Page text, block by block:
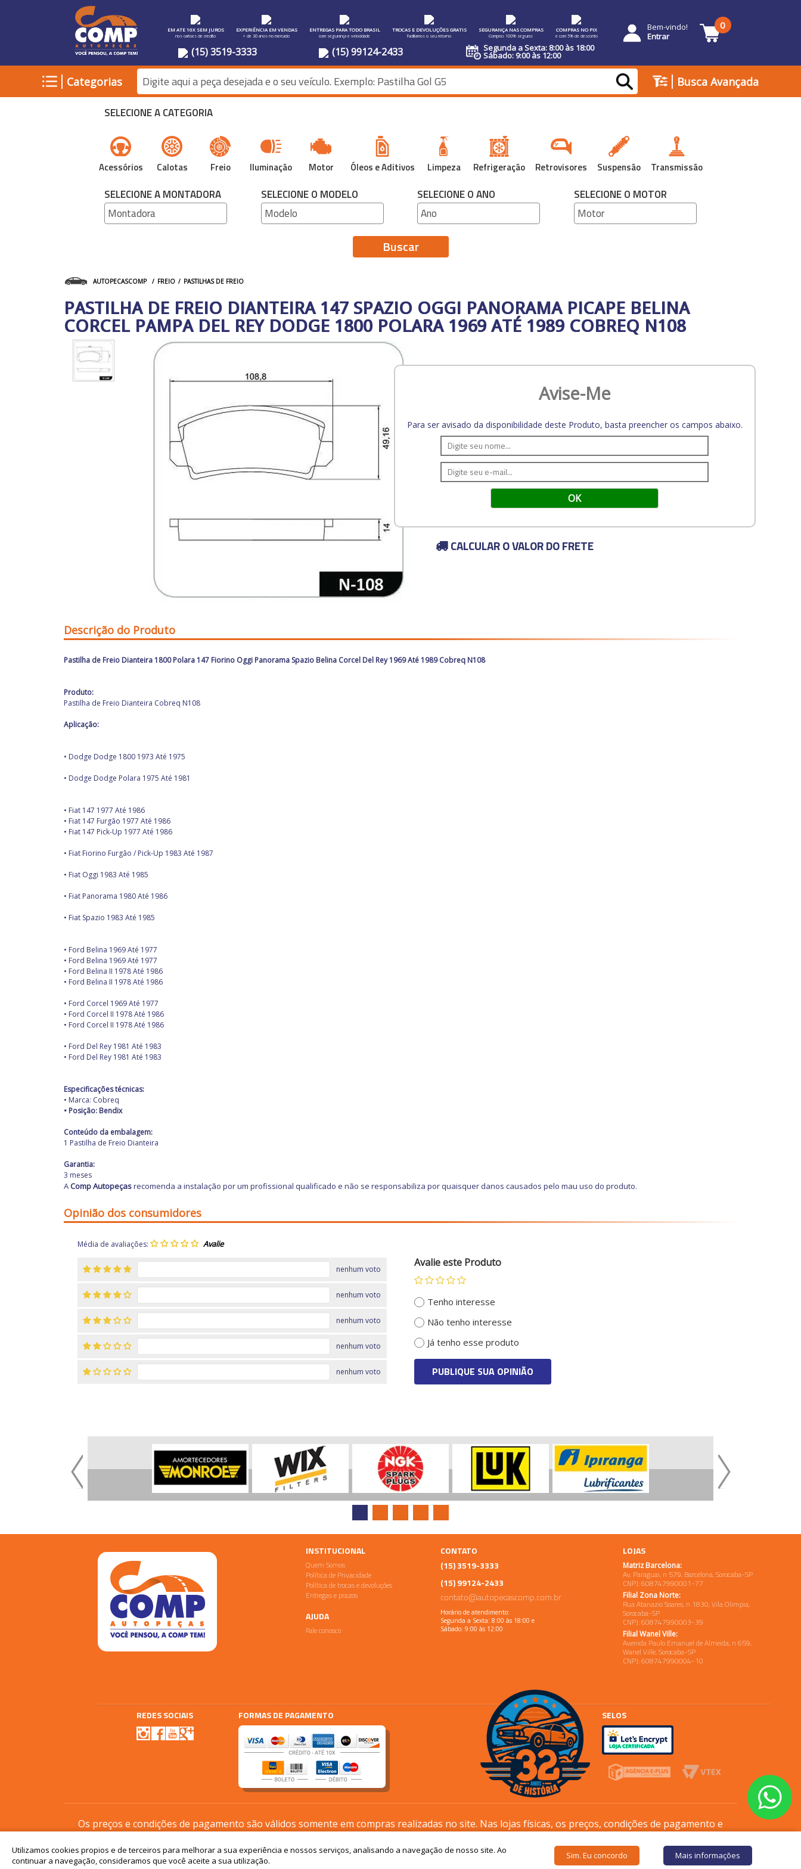
EM ATE 10X SEM JUROS
nos cartoes de credito
EXPERIÊNCIA EM VENDAS
+ de 30 anos no mercado
ENTREGAS PARA TODO BRASIL
com segurança e velocidade
TROCAS E DEVOLUÇÕES GRATIS
Facilitamos o seu retorno
SEGURANÇA NAS COMPRAS
Compras 100% seguras
COMPRAS NO PIX
e com 5% de desconto
(15) 3519-3333 (15) 99124-2433 Segunda a Sexta: 8:00 às 18:00
Sábado: 9:00 às 12:00
Bem-vindo!
Entrar
0
| Categorias | Busca Avançada
SELECIONE A CATEGORIA
Acessórios Calotas Freio Iluminação Motor Óleos e Aditivos Limpeza Refrigeração Retrovisores Suspensão Transmissão
SELECIONE A MONTADORA SELECIONE O MODELO SELECIONE O ANO SELECIONE O MOTOR
Buscar
AUTOPECASCOMP FREIO PASTILHAS DE FREIO
PASTILHA DE FREIO DIANTEIRA 147 SPAZIO OGGI PANORAMA PICAPE BELINA
CORCEL PAMPA DEL REY DODGE 1800 POLARA 1969 ATÉ 1989 COBREQ N108
Avise-Me
Para ser avisado da disponibilidade deste Produto, basta preencher os campos abaixo.
CALCULAR O VALOR DO FRETE
Descrição do Produto
Pastilha de Freio Dianteira 1800 Polara 147 Fiorino Oggi Panorama Spazio Belina Corcel Del Rey 1969 Até 1989 Cobreq N108
Produto:
Pastilha de Freio Dianteira Cobreq N108
Aplicação:
• Dodge Dodge 1800 1973 Até 1975
• Dodge Dodge Polara 1975 Até 1981
• Fiat 147 1977 Até 1986
• Fiat 147 Furgão 1977 Até 1986
• Fiat 147 Pick-Up 1977 Até 1986
• Fiat Fiorino Furgão / Pick-Up 1983 Até 1987
• Fiat Oggi 1983 Até 1985
• Fiat Panorama 1980 Até 1986
• Fiat Spazio 1983 Até 1985
• Ford Belina 1969 Até 1977
• Ford Belina 1969 Até 1977
• Ford Belina II 1978 Até 1986
• Ford Belina II 1978 Até 1986
• Ford Corcel 1969 Até 1977
• Ford Corcel II 1978 Até 1986
• Ford Corcel II 1978 Até 1986
• Ford Del Rey 1981 Até 1983
• Ford Del Rey 1981 Até 1983
Especificações técnicas:
• Marca: Cobreq
• Posição: Bendix
Conteúdo da embalagem:
1 Pastilha de Freio Dianteira
Garantia:
3 meses
AComp Autopeçasrecomenda a instalação por um profissional qualificado e não se responsabiliza por quaisquer danos causados pelo mau uso do produto.
Opinião dos consumidores
Média de avaliações:
nenhum voto
nenhum voto
nenhum voto
nenhum voto
nenhum voto
Avalie este Produto
Tenho interesse
Não tenho interesse
Já tenho esse produto
PUBLIQUE SUA OPINIÃO
INSTITUCIONAL
Quem Somos
Política de Privacidade
Política de trocas e devoluções
Entregas e prazos
AJUDA
Fale conosco
CONTATO
(15) 3519-3333
(15) 99124-2433
contato@autopecascomp.com.br
Horário de atendimento:
Segunda a Sexta: 8:00 às 18:00 e
Sábado: 9:00 às 12:00
LOJAS
Matriz Barcelona:
Av. Paraguai, n 579, Barcelona, Sorocaba-SP
CNPJ: 608747990001-77
Filial Zona Norte:
Rua Atanazio Soares, n 1830, Vila Olimpia,
Sorocaba-SP
CNPJ: 608747990003-39
Filial Wanel Ville:
Avenida Paulo Emanuel de Almeida, n 659,
Wanel Ville, Sorocaba-SP
CNPJ: 608747990004-10
REDES SOCIAIS FORMAS DE PAGAMENTO SELOS
Os preços e condições de pagamento são válidos somente em compras realizadas no site. Nas lojas físicas, os preços, condições de pagamento e
Os preços podem sofrer alterações sem aviso prévio
Utilizamos cookies propios e de terceiros para melhorar a sua experiência e nossos serviços, analisando a navegação de nosso site. Ao
continuar a navegação, consideramos que você aceite a sua utilização.
Sim. Eu concordo Mais informações